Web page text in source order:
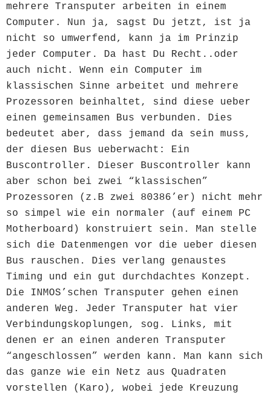
mehrere Transputer arbeiten in einem
Computer. Nun ja, sagst Du jetzt, ist ja
nicht so umwerfend, kann ja im Prinzip
jeder Computer. Da hast Du Recht..oder
auch nicht. Wenn ein Computer im
klassischen Sinne arbeitet und mehrere
Prozessoren beinhaltet, sind diese ueber
einen gemeinsamen Bus verbunden. Dies
bedeutet aber, dass jemand da sein muss,
der diesen Bus ueberwacht: Ein
Buscontroller. Dieser Buscontroller kann
aber schon bei zwei “klassischen”
Prozessoren (z.B zwei 80386’er) nicht mehr
so simpel wie ein normaler (auf einem PC
Motherboard) konstruiert sein. Man stelle
sich die Datenmengen vor die ueber diesen
Bus rauschen. Dies verlang genaustes
Timing und ein gut durchdachtes Konzept.
Die INMOS’schen Transputer gehen einen
anderen Weg. Jeder Transputer hat vier
Verbindungskoplungen, sog. Links, mit
denen er an einen anderen Transputer
“angeschlossen” werden kann. Man kann sich
das ganze wie ein Netz aus Quadraten
vorstellen (Karo), wobei jede Kreuzung